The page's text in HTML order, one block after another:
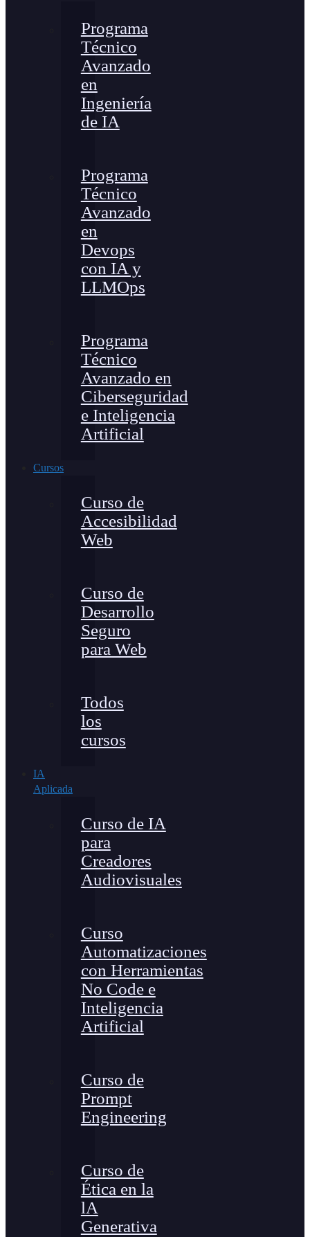
Programa
Técnico
Avanzado
en
Ingeniería
de IA
Programa
Técnico
Avanzado
en
Devops
con IA y
LLMOps
Programa
Técnico
Avanzado en
Ciberseguridad
e Inteligencia
Artificial
Cursos
Curso de
Accesibilidad
Web
Curso de
Desarrollo
Seguro
para Web
Todos
los
cursos
IA
Aplicada
Curso de IA
para
Creadores
Audiovisuales
Curso
Automatizaciones
con Herramientas
No Code e
Inteligencia
Artificial
Curso de
Prompt
Engineering
Curso de
Ética en la
lA
Generativa